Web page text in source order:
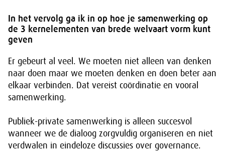
In het vervolg ga ik in op hoe je samenwerking op
de 3 kernelementen van brede welvaart vorm kunt
geven
Er gebeurt al veel. We moeten niet alleen van denken
naar doen maar we moeten denken en doen beter aan
elkaar verbinden. Dat vereist coördinatie en vooral
samenwerking.
Publiek-private samenwerking is alleen succesvol
wanneer we de dialoog zorgvuldig organiseren en niet
verdwalen in eindeloze discussies over governance.